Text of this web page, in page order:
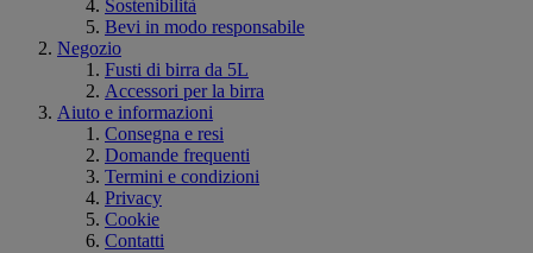
Sostenibilità
Bevi in modo responsabile
Negozio
Fusti di birra da 5L
Accessori per la birra
Aiuto e informazioni
Consegna e resi
Domande frequenti
Termini e condizioni
Privacy
Cookie
Contatti